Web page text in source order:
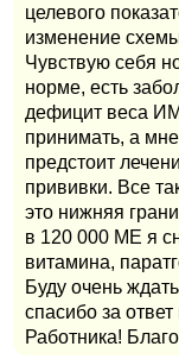
целевого
изменение
Чувствую себя
норме, есть
дефицит веса
принимать, а
предстоит
прививки. Все
это нижняя
в 120 000 МЕ я
витамина,
Буду очень
спасибо за
Работника!